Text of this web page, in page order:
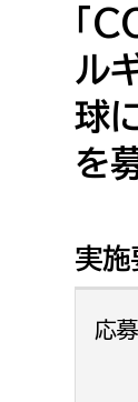
障が
傷病
事業
労働
求職
地域安
人権・
戸籍住
福祉政
生活援
「
ル
球
を
実施
応